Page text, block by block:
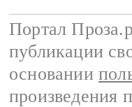
Портал
публикации
основании
произведения